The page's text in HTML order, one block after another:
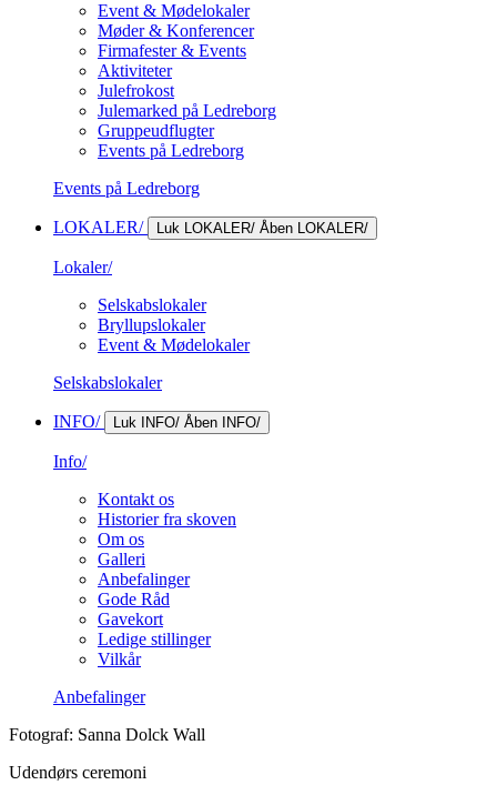
Event & Mødelokaler
Møder & Konferencer
Firmafester & Events
Aktiviteter
Julefrokost
Julemarked på Ledreborg
Gruppeudflugter
Events på Ledreborg
Events på Ledreborg
LOKALER/ Luk LOKALER/ Åben LOKALER/
Lokaler/
Selskabslokaler
Bryllupslokaler
Event & Mødelokaler
Selskabslokaler
INFO/ Luk INFO/ Åben INFO/
Info/
Kontakt os
Historier fra skoven
Om os
Galleri
Anbefalinger
Gode Råd
Gavekort
Ledige stillinger
Vilkår
Anbefalinger
Fotograf: Sanna Dolck Wall
Udendørs ceremoni